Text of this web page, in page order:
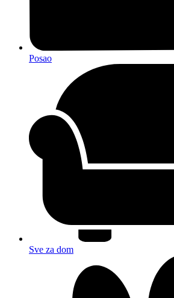
Posao
Sve za dom